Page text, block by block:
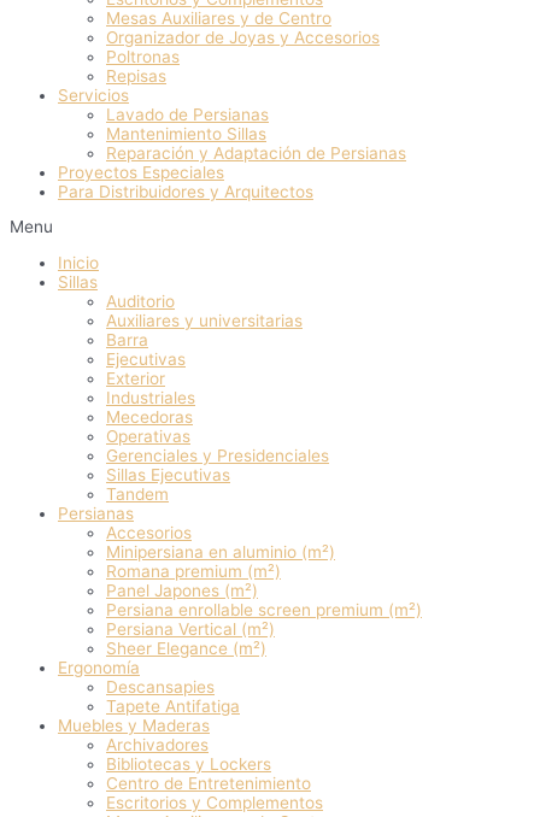
Mesas Auxiliares y de Centro
Organizador de Joyas y Accesorios
Poltronas
Repisas
Servicios
Lavado de Persianas
Mantenimiento Sillas
Reparación y Adaptación de Persianas
Proyectos Especiales
Para Distribuidores y Arquitectos
Menu
Inicio
Sillas
Auditorio
Auxiliares y universitarias
Barra
Ejecutivas
Exterior
Industriales
Mecedoras
Operativas
Gerenciales y Presidenciales
Sillas Ejecutivas
Tandem
Persianas
Accesorios
Minipersiana en aluminio (m²)
Romana premium (m²)
Panel Japones (m²)
Persiana enrollable screen premium (m²)
Persiana Vertical (m²)
Sheer Elegance (m²)
Ergonomía
Descansapies
Tapete Antifatiga
Muebles y Maderas
Archivadores
Bibliotecas y Lockers
Centro de Entretenimiento
Escritorios y Complementos